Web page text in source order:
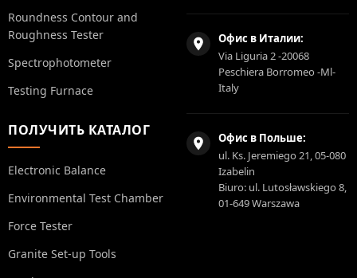
Roundness Contour and
Roughness Tester
Spectrophotometer
Testing Furnace
ПОЛУЧИТЬ КАТАЛОГ
Electronic Balance
Environmental Test Chamber
Force Tester
Granite Set-up Tools
Офис в Италии:
Via Liguria 2 -20068
Peschiera Borromeo -Ml-
Italy
Офис в Польше:
ul. Ks. Jeremiego 21, 05-080
Izabelin
Biuro: ul. Lutosławskiego 8,
01-649 Warszawa